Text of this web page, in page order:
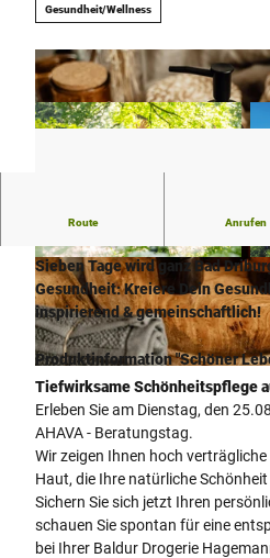
Gesundheit/Wellness
© Bad Driburger Touristik GmbH / D. Ketz |
CC-BY-NC-ND
©
Route Anrufen
LoSaGa - Urlaub' Dich gesund!
Sieben Tage wird ganz Bad
Gesundheit: Kreiere Dein
inspirierend & gemeinschaftlich!
Produktinformation "Schöner
Tiefwirksame Schönheitspflege
Erleben Sie am Dienstag, den
AHAVA - Beratungstag.
Wir zeigen Ihnen hoch
Haut, die Ihre natürliche
Sichern Sie sich jetzt Ihren
schauen Sie spontan für eine
bei Ihrer Baldur Drogerie